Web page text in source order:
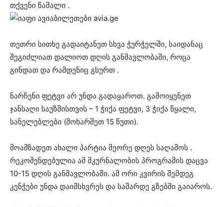
თქვენი წამალი .
თეთრი სითხე გადაიტანეთ სხვა ჭურჭელში, საიდანაც
შეგიძლიათ დალიოთ დღის განმავლობაში, როცა
გინდათ და რამდენიც გსურთ .
ნარჩენი ფეტვი არ უნდა გადაყაროთ. გამოიყენეთ
ჯანსაღი საუზმისთვის – 1 ჭიქა ფეტვი, 3 ჭიქა წყალი,
სანელებლები (მოხარშეთ 15 წუთი).
მოამზადეთ ახალი პარტია მეორე დღეს საღამოს .
რეკომენდებულია ამ მკურნალობის პროგრამის დაცვა
10-15 დღის განმავლობაში. ამ ორი კვირის შემდეგ
კენჭები უნდა დაიმსხვრეს და საშარდე გზებში გაიაროს.